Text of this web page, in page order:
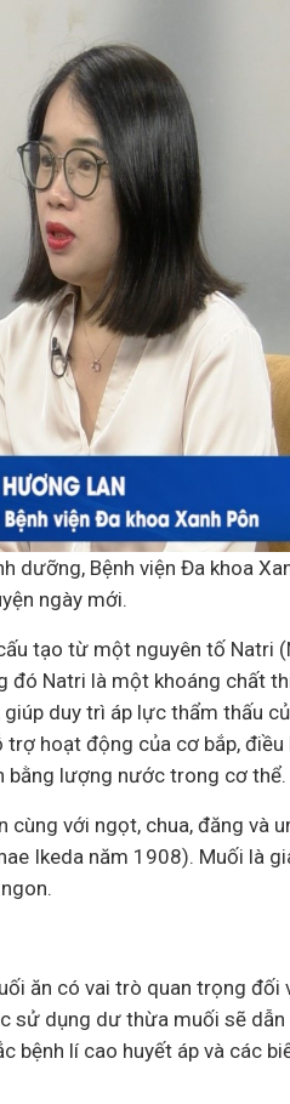
dưỡng, Bệnh viện Đa khoa
ngày mới.
tạo từ một nguyên tố Natri
đó Natri là một khoáng chất
duy trì áp lực thẩm thấu
hoạt động của cơ bắp, điều
bằng lượng nước trong cơ thể.
với ngọt, chua, đăng và
Ikeda năm 1908). Muối là
ăn có vai trò quan trọng
sử dụng dư thừa muối sẽ dẫn
bệnh lí cao huyết áp và các